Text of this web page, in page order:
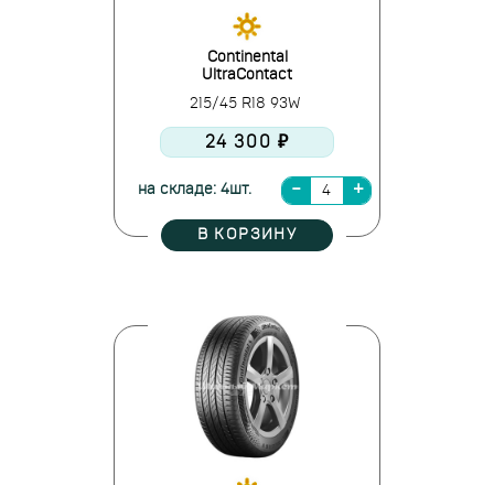
Continental
UltraContact
215/45 R18 93W
24 300 ₽
на складе: 4шт.
В КОРЗИНУ